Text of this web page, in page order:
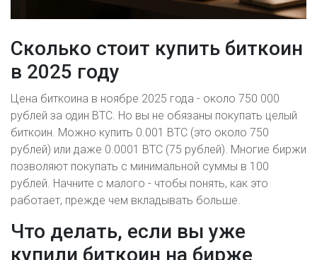
Сколько стоит купить биткоин
в 2025 году
Цена биткоина в ноябре 2025 года - около 750 000
рублей за один BTC. Но вы не обязаны покупать целый
биткоин. Можно купить 0.001 BTC (это около 750
рублей) или даже 0.0001 BTC (75 рублей). Многие биржи
позволяют покупать с минимальной суммы в 100
рублей. Начните с малого - чтобы понять, как это
работает, прежде чем вкладывать больше.
Что делать, если вы уже
купили биткоин на бирже